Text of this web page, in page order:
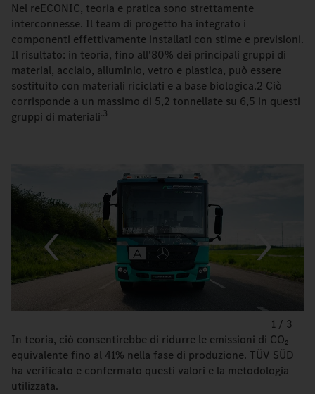
Nel reECONIC, teoria e pratica sono strettamente
interconnesse. Il team di progetto ha integrato i
componenti effettivamente installati con stime e previsioni.
Il risultato: in teoria, fino all'80% dei principali gruppi di
material, acciaio, alluminio, vetro e plastica, può essere
sostituito con materiali riciclati e a base biologica.2 Ciò
corrisponde a un massimo di 5,2 tonnellate su 6,5 in questi
gruppi di materiali.3
1 / 3
In teoria, ciò consentirebbe di ridurre le emissioni di CO₂
equivalente fino al 41% nella fase di produzione. TÜV SÜD
ha verificato e confermato questi valori e la metodologia
utilizzata.